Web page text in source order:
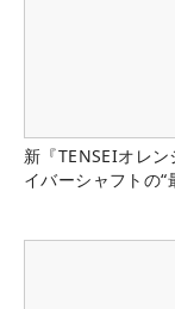
新『TENSEIオレン
イバーシャフトの“